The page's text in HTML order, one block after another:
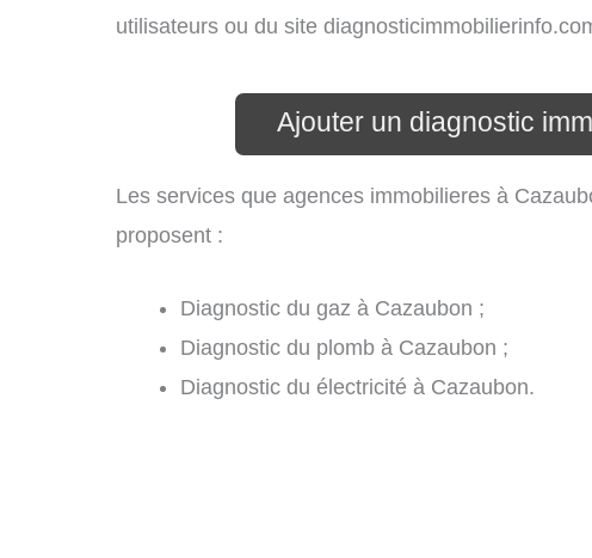
utilisateurs ou du site
Ajouter un diagnostic
Les services que agences immobilieres à
proposent :
Diagnostic du gaz à Cazaubon ;
Diagnostic du plomb à Cazaubon ;
Diagnostic du électricité à Cazaubon.